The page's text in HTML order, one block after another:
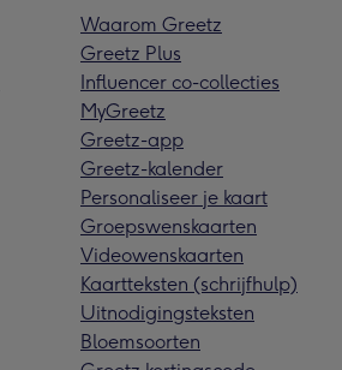
Waarom Greetz
Greetz Plus
Influencer co-collecties
MyGreetz
Greetz-app
Greetz-kalender
Personaliseer je kaart
Groepswenskaarten
Videowenskaarten
Kaartteksten (schrijfhulp)
Uitnodigingsteksten
Bloemsoorten